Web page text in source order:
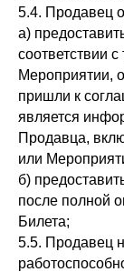
5.4. Продавец
а)
соответствии
Мероприятии,
пришли к
является
Продавца,
или
б)
после полной
Билета;
5.5. Продавец